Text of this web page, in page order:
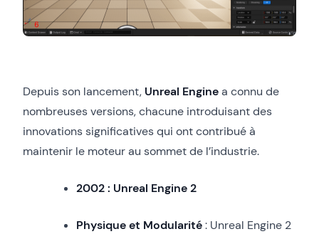
Depuis son lancement, Unreal Enginea connu de
nombreuses versions, chacune introduisant des
innovations significatives qui ont contribué à
maintenir le moteur au sommet de l’industrie.
2002 : Unreal Engine 2
Physique et Modularité: Unreal Engine 2